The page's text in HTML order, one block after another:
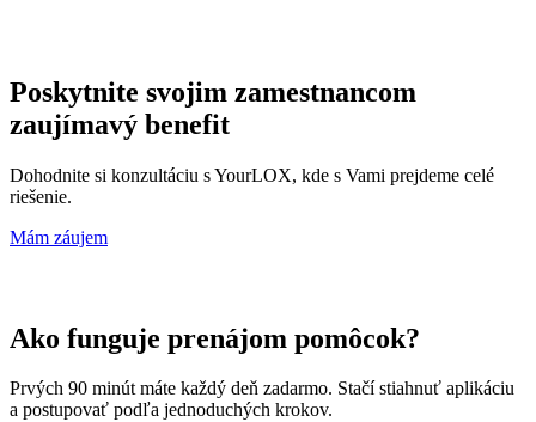
Poskytnite svojim zamestnancom
zaujímavý benefit
Dohodnite si konzultáciu s YourLOX, kde s Vami prejdeme celé
riešenie.
Mám záujem
Ako funguje prenájom pomôcok?
Prvých 90 minút máte každý deň zadarmo. Stačí stiahnuť aplikáciu
a postupovať podľa jednoduchých krokov.